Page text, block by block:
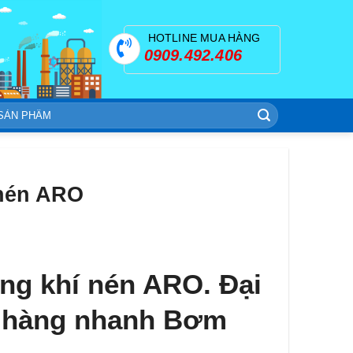
HOTLINE MUA HÀNG
0909.492.406
ARO
khí nén ARO. Đại
nhanh Bơm